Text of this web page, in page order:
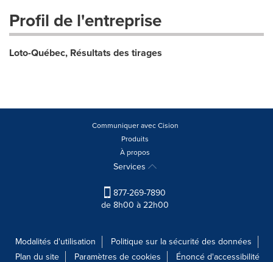
Profil de l'entreprise
Loto-Québec, Résultats des tirages
Communiquer avec Cision
Produits
À propos
Services
877-269-7890
de 8h00 à 22h00
Modalités d'utilisation
Politique sur la sécurité des données
Plan du site
Paramètres de cookies Énoncé d'accessibilité